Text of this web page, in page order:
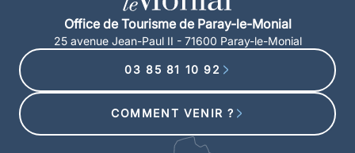
Office de Tourisme de Paray-le-Monial
25 avenue Jean-Paul II - 71600 Paray-le-Monial
03 85 81 10 92
COMMENT VENIR ?